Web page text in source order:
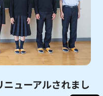
ューアルされまし